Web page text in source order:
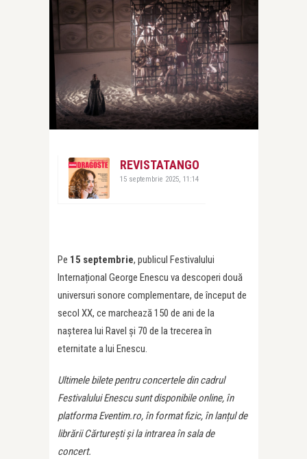
REVISTATANGO
15 septembrie 2025, 11:14
Pe 15 septembrie, publicul Festivalului
Internațional George Enescu va descoperi două
universuri sonore complementare, de început de
secol XX, ce marchează 150 de ani de la
nașterea lui Ravel și 70 de la trecerea în
eternitate a lui Enescu.
Ultimele bilete pentru concertele din cadrul
Festivalului Enescu sunt disponibile online, în
platforma Eventim.ro, în format fizic, în lanțul de
librării Cărturești și la intrarea în sala de
concert.